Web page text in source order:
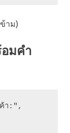
าม)
มคำ
า:",